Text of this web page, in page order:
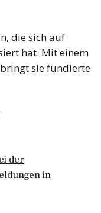
die sich auf
hat. Mit einem
sie fundierte
der
in